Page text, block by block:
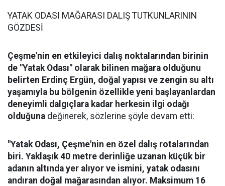
YATAK ODASI MAĞARASI DALIŞ TUTKUNLARININ
GÖZDESİ
Çeşme'nin en etkileyici dalış noktalarından birinin
de "Yatak Odası" olarak bilinen mağara olduğunu
belirten Erdinç Ergün, doğal yapısı ve zengin su altı
yaşamıyla bu bölgenin özellikle yeni başlayanlardan
deneyimli dalgıçlara kadar herkesin ilgi odağı
olduğuna değinerek, sözlerine şöyle devam etti:
"Yatak Odası, Çeşme'nin en özel dalış rotalarından
biri. Yaklaşık 40 metre derinliğe uzanan küçük bir
adanın altında yer alıyor ve ismini, yatak odasını
andıran doğal mağarasından alıyor. Maksimum 16